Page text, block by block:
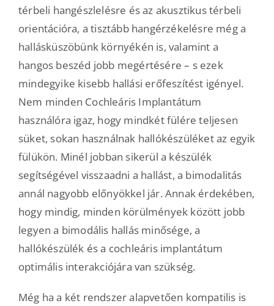
térbeli hangészlelésre és az akusztikus térbeli
orientációra, a tisztább hangérzékelésre még a
hallásküszöbünk környékén is, valamint a
hangos beszéd jobb megértésére – s ezek
mindegyike kisebb hallási erőfeszítést igényel.
Nem minden Cochleáris Implantátum
használóra igaz, hogy mindkét fülére teljesen
süket, sokan használnak hallókészüléket az egyik
fülükön. Minél jobban sikerül a készülék
segítségével visszaadni a hallást, a bimodalitás
annál nagyobb előnyökkel jár. Annak érdekében,
hogy mindig, minden körülmények között jobb
legyen a bimodális hallás minősége, a
hallókészülék és a cochleáris implantátum
optimális interakciójára van szükség.
Még ha a két rendszer alapvetően kompatilis is